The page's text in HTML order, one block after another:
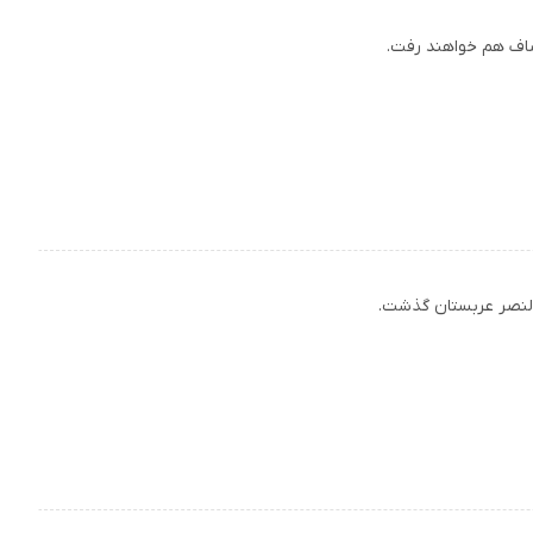
هم خواهند رفت.
النصر عربستان گذشت.